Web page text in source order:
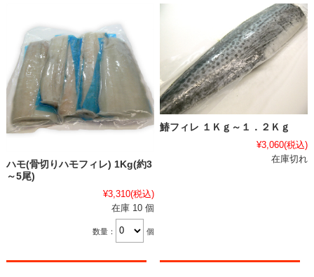
ハモ(骨切りハモフィレ) 1Kg(約3
～5尾)
¥3,310(税込)
在庫 10 個
数量： 個
鰆フィレ １Ｋｇ～１．２Ｋｇ
¥3,060(税込)
在庫切れ